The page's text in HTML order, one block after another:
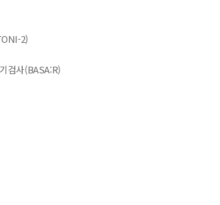
2)
검사(BASA:R)